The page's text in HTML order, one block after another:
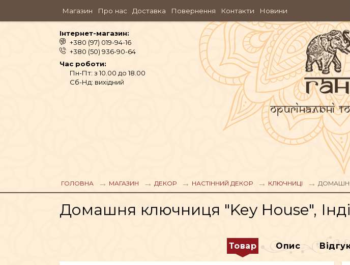
Магазин Про нас Доставка Повернення Контакти Новини
Інтернет-магазин:
+380 (97) 019-94-16
+380 (50) 936-90-64
Час роботи:
Пн-Пт: з 10.00 до 18.00
Сб-Нд: вихідний
Оригінальні
АРОМАМАСЛА, ПАХОЩІ ФІГУРИ
ГОЛОВНА МАГАЗИН ДЕКОР НАСТІННИЙ ДЕКОР КЛЮЧНИЦІ ДОМАШНЯ
Домашня ключниця "Key House",
Товар Опис